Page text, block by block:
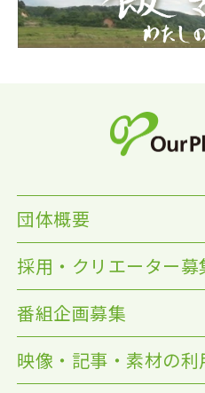
団体概要
採用・クリエーター募
番組企画募集
映像・記事・素材の利